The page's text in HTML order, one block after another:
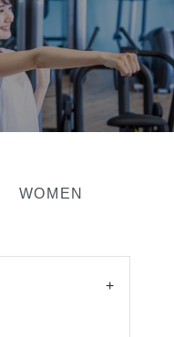
WOMEN
+